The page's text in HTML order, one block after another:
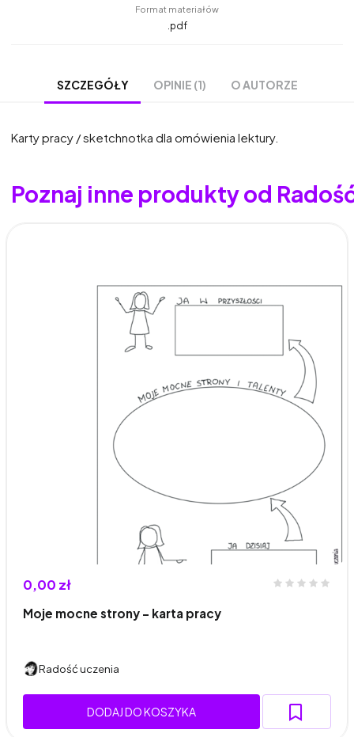
Format materiałów
.pdf
SZCZEGÓŁY OPINIE (1) O AUTORZE
Karty pracy / sketchnotka dla omówienia lektury.
Poznaj inne produkty od
0,00 zł
Moje mocne strony - karta pracy
Radość uczenia
DODAJ DO KOSZYKA